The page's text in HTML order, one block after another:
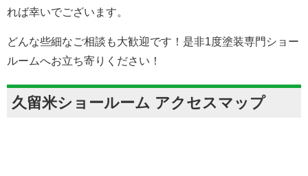
れば幸いでございます。
どんな些細なご相談も大歓迎です！是非1度塗装専門ショー
ルームへお立ち寄りください！
久留米ショールーム アクセスマップ